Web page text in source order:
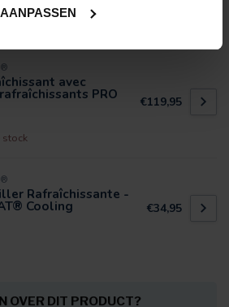
AANPASSEN
avec
PRO
stock
€119,95
Rafraîchissante -
Cooling €34,95
OVER DIT PRODUCT?